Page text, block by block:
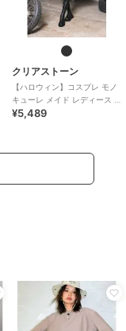
クリアストーン
【ハロウィン】コスプレ モノ
キューレ メイド レディース ブ
ラック
¥5,489